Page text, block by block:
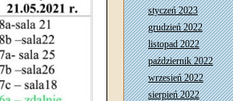
styczeń 2023
grudzień 2022
listopad 2022
październik 2022
wrzesień 2022
sierpień 2022